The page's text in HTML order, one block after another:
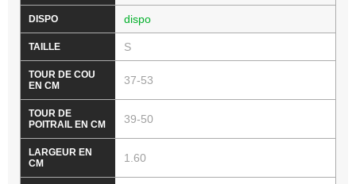
dispo
S
37-53
39-50
1.60